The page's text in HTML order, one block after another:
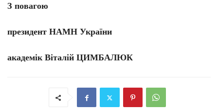
З повагою
президент НАМН України
академік Віталій ЦИМБАЛЮК